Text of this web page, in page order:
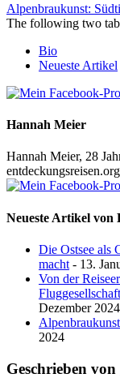
Alpenbraukunst:
The following two
Bio
Neueste Artikel
Hannah Meier
Hannah Meier, 28
entdeckungsreisen.org
Neueste Artikel von
Die Ostsee als
macht - 13.
Von der
Dezember 2024
2024
Geschrieben von